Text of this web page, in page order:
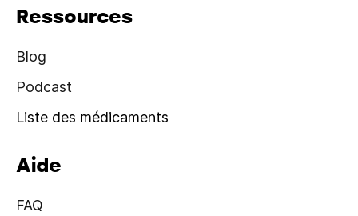
Ressources
Blog
Podcast
Liste des médicaments
Aide
FAQ